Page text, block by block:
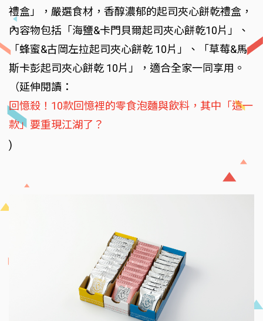
禮盒」，嚴選食材，香醇濃郁的起司夾心餅乾禮盒，
內容物包括「海鹽&卡門貝爾起司夾心餅乾10片」、
「蜂蜜&古岡左拉起司夾心餅乾 10片」、「草莓&馬
斯卡彭起司夾心餅乾 10片」，適合全家一同享用。
（延伸閱讀：
回憶殺！10款回憶裡的零食泡麵與飲料，其中「這一
款」要重現江湖了？
)